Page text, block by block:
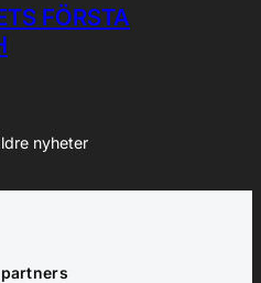
FÖRSTA
nyheter